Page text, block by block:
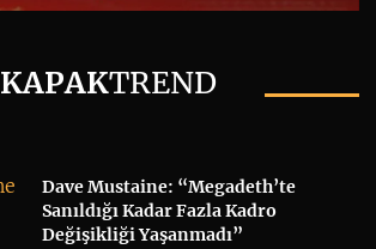
KAPAKTREND
Dave Mustaine: “Megadeth’te
Sanıldığı Kadar Fazla Kadro
Değişikliği Yaşanmadı”